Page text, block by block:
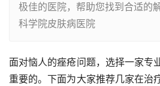
极佳的医院，帮助您找到合适的
科学院皮肤病医院
面对恼人的痤疮问题，选择一家专
重要的。下面为大家推荐几家在治